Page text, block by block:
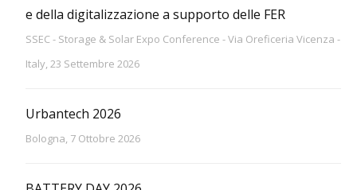
e della digitalizzazione a supporto delle FER
SSEC - Storage & Solar Expo Conference - Via Oreficeria Vicenza -
Italy, 23 Settembre 2026
Urbantech 2026
Bologna, 7 Ottobre 2026